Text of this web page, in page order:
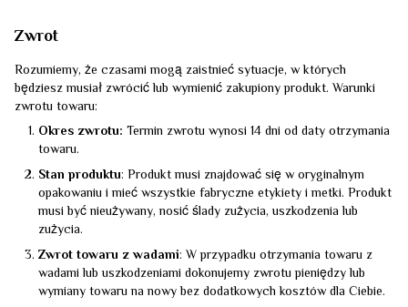
Zwrot
Rozumiemy, że czasami mogą zaistnieć sytuacje, w których
będziesz musiał zwrócić lub wymienić zakupiony produkt. Warunki
zwrotu towaru:
Okres zwrotu: Termin zwrotu wynosi 14 dni od daty otrzymania
towaru.
Stan produktu: Produkt musi znajdować się w oryginalnym
opakowaniu i mieć wszystkie fabryczne etykiety i metki. Produkt
musi być nieużywany, nosić ślady zużycia, uszkodzenia lub
zużycia.
Zwrot towaru z wadami: W przypadku otrzymania towaru z
wadami lub uszkodzeniami dokonujemy zwrotu pieniędzy lub
wymiany towaru na nowy bez dodatkowych kosztów dla Ciebie.